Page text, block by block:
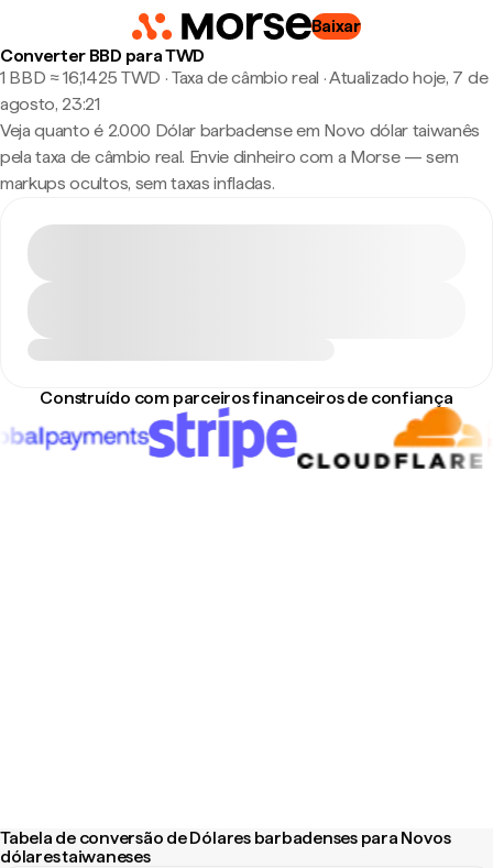
Baixar
Converter BBD para TWD
1 BBD ≈ 16,1425 TWD · Taxa de câmbio real ·Atualizado hoje, 7 de
agosto, 23:21
Veja quanto é 2.000 Dólar barbadense em Novo dólar taiwanês
pela taxa de câmbio real. Envie dinheiro com a Morse — sem
markups ocultos, sem taxas infladas.
Construído com parceiros financeiros de confiança
Tabela de conversão de Dólares barbadenses para Novos
dólares taiwaneses